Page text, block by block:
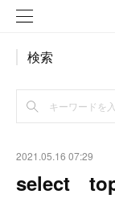
検索
2021.05.16 07:29
select